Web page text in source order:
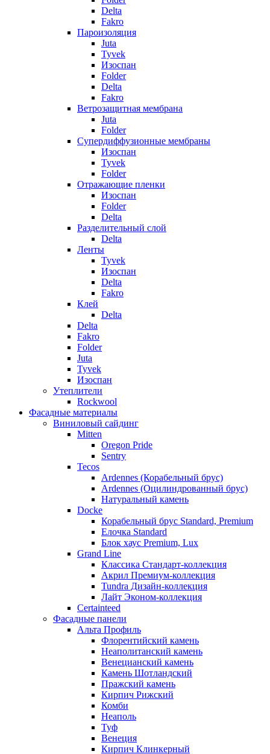
Delta
Fakro
Пароизоляция
Juta
Tyvek
Изоспан
Folder
Delta
Fakro
Ветрозащитная мембрана
Juta
Folder
Супердиффузионные мембраны
Изоспан
Tyvek
Folder
Отражающие пленки
Изоспан
Folder
Delta
Разделительный слой
Delta
Ленты
Tyvek
Изоспан
Delta
Fakro
Клей
Delta
Delta
Fakro
Folder
Juta
Tyvek
Изоспан
Утеплители
Rockwool
Фасадные материалы
Виниловый сайдинг
Mitten
Oregon Pride
Sentry
Tecos
Ardennes (Корабельный брус)
Ardennes (Оцилиндрованный брус)
Натуральный камень
Docke
Корабельный брус Standard, Premium
Елочка Standard
Блок хаус Premium, Lux
Grand Line
Классика Стандарт-коллекция
Акрил Премиум-коллекция
Tundra Дизайн-коллекция
Лайт Эконом-коллекция
Certainteed
Фасадные панели
Альта Профиль
Флорентийский камень
Неаполитанский камень
Венецианский камень
Камень Шотландский
Пражский камень
Кирпич Рижский
Комби
Неаполь
Туф
Венеция
Кирпич Клинкерный